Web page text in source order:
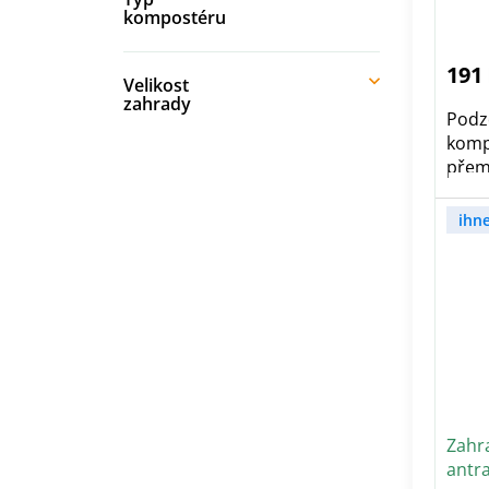
kompostéru
Velikost
zahrady
191